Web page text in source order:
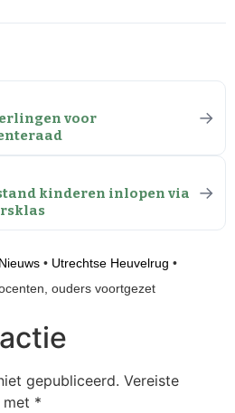
voor
→
kinderen inlopen via
→
Nieuws • Utrechtse Heuvelrug •
ouders voortgezet
gepubliceerd. Vereiste
*